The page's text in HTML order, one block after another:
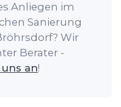
Anliegen im
Sanierung
Wir
Berater -
an!